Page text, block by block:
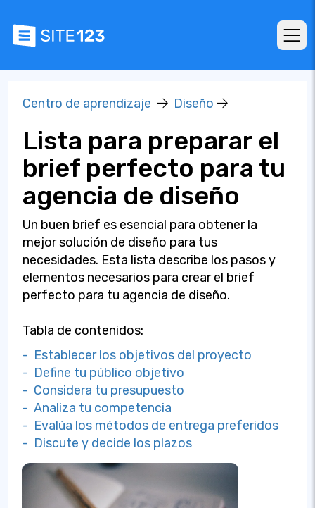
Centro de aprendizaje Diseño
Lista para preparar el
brief perfecto para tu
agencia de diseño
Un buen brief es esencial para obtener la
mejor solución de diseño para tus
necesidades. Esta lista describe los pasos y
elementos necesarios para crear el brief
perfecto para tu agencia de diseño.
Tabla de contenidos:
- Establecer los objetivos del proyecto
- Define tu público objetivo
- Considera tu presupuesto
- Analiza tu competencia
- Evalúa los métodos de entrega preferidos
- Discute y decide los plazos